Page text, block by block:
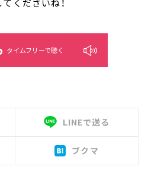
くださいね！
タイムフリーで聴く
LINEで送る
ブクマ